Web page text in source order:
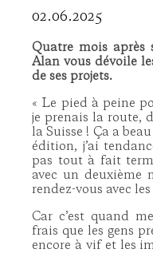
02.06.2025
Quatre mois après
Alan vous dévoile
de ses projets.
« Le pied à peine
je prenais la route,
la Suisse ! Ça a
édition, j’ai
pas tout à fait
avec un deuxième
rendez-vous avec
Car c’est quand
frais que les gens
encore à vif et les